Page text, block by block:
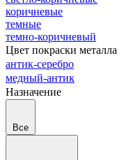
коричневые
темные
темно-коричневый
Цвет покраски металла
антик-серебро
медный-антик
Назначение
Все